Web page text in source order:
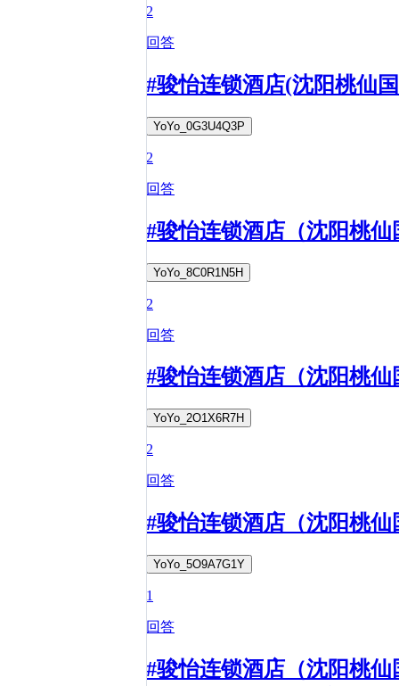
2
回答
#骏怡连锁酒店(沈阳桃仙
YoYo_0G3U4Q3P
2
回答
#骏怡连锁酒店（沈阳桃
YoYo_8C0R1N5H
2
回答
#骏怡连锁酒店（沈阳桃
YoYo_2O1X6R7H
2
回答
#骏怡连锁酒店（沈阳桃
YoYo_5O9A7G1Y
1
回答
#骏怡连锁酒店（沈阳桃